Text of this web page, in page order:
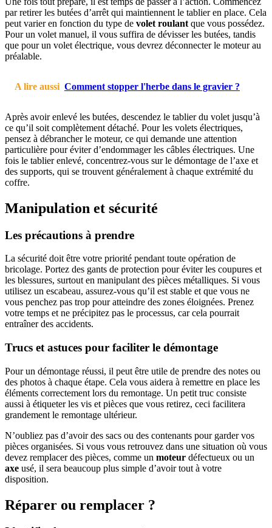
par retirer les butées d’arrêt qui maintiennent le tablier en place. Cela
peut varier en fonction du type de volet roulant que vous possédez.
Pour un volet manuel, il vous suffira de dévisser les butées, tandis
que pour un volet électrique, vous devrez déconnecter le moteur au
préalable.
A lire aussi Comment stopper l'herbe dans le gravier ?
Après avoir enlevé les butées, descendez le tablier du volet jusqu’à
ce qu’il soit complètement détaché. Pour les volets électriques,
pensez à débrancher le moteur, ce qui demande une attention
particulière pour éviter d’endommager les câbles électriques. Une
fois le tablier enlevé, concentrez-vous sur le démontage de l’axe et
des supports, qui se trouvent généralement à chaque extrémité du
coffre.
Manipulation et sécurité
Les précautions à prendre
La sécurité doit être votre priorité pendant toute opération de
bricolage. Portez des gants de protection pour éviter les coupures et
les blessures, surtout en manipulant des pièces métalliques. Si vous
utilisez un escabeau, assurez-vous qu’il est stable et que vous ne
vous penchez pas trop pour atteindre des zones éloignées. Prenez
votre temps et ne précipitez pas le processus, car cela pourrait
entraîner des accidents.
Trucs et astuces pour faciliter le démontage
Pour un démontage réussi, il peut être utile de prendre des notes ou
des photos à chaque étape. Cela vous aidera à remettre en place les
éléments correctement lors du remontage. Un petit truc consiste
aussi à étiqueter les vis et pièces que vous retirez, ceci facilitera
grandement le remontage ultérieur.
N’oubliez pas d’avoir des sacs ou des contenants pour garder vos
pièces organisées. Si vous vous retrouvez dans une situation où vous
devez remplacer des pièces, comme un moteur défectueux ou un
axe usé, il sera beaucoup plus simple d’avoir tout à votre
disposition.
Réparer ou remplacer ?